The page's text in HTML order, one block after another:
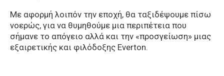
Με αφορμή λοιπόν την εποχή, θα ταξιδέψουμε πίσω
νοερώς, για να θυμηθούμε μια περιπέτεια που
σήμανε το απόγειο αλλά και την «προσγείωση» μιας
εξαιρετικής και φιλόδοξης Everton.